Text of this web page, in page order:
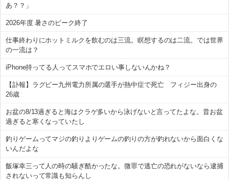
あ？？」
2026年度 暑さのピーク終了
仕事終わりにホットミルクを飲むのは三流。瞑想するのは二流。では世界
の一流は？
iPhone持ってる人ってスマホでエロい事しないんかね？
【訃報】ラグビー九州電力所属の選手が熱中症で死亡 フィジー出身の
26歳
お盆の8/13過ぎると海はクラゲ多いから泳げないと言ってたよな。昔お盆
過ぎると寒くなっていたし
釣りゲームってマジの釣りよりゲームの釣りの方が釣れないから面白くな
いんだよな
飯塚幸三って人の時の騒ぎ酷かったな。微罪で逃亡の恐れがないなら逮捕
されないって常識も知らんし